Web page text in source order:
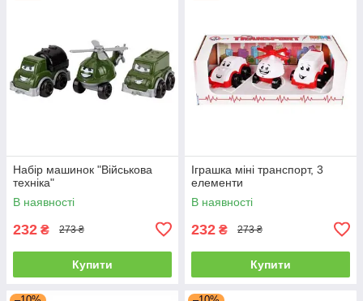
Набір машинок "Військова
техніка"
В наявності
232 ₴ 273 ₴
Купити
Іграшка міні транспорт, 3
елементи
В наявності
232 ₴ 273 ₴
Купити